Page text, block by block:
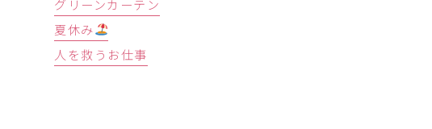
グリーンカーテン
夏休み
人を救うお仕事